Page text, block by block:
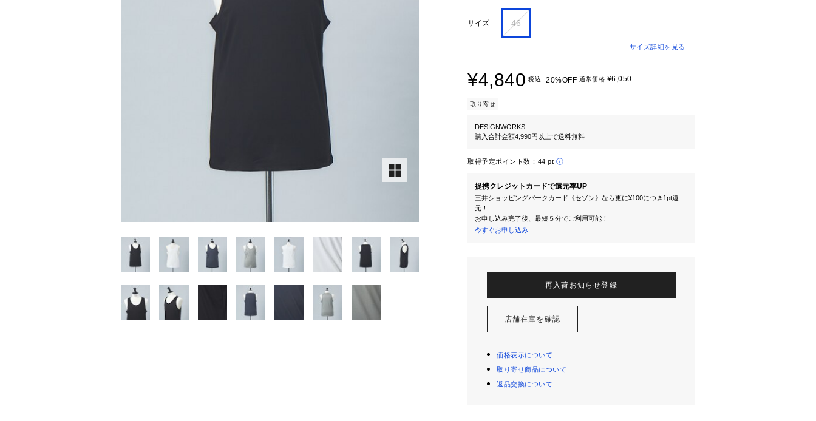
サイズ 46
サイズ詳細を見る
¥4,840 税込 20%OFF 通常価格¥6,050
取り寄せ
DESIGNWORKS
購入合計金額4,990円以上で送料無料
取得予定ポイント数： 44 pt
提携クレジットカードで還元率UP
三井ショッピングパークカード《セゾン》なら更に¥100につき1pt還
元！
お申し込み完了後、最短５分でご利用可能！
今すぐお申し込み
再入荷お知らせ登録
店舗在庫を確認
価格表示について
取り寄せ商品について
返品交換について